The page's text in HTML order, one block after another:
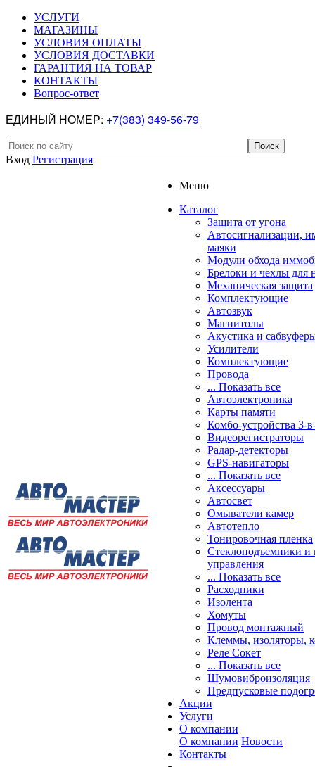
УСЛУГИ
МАГАЗИНЫ
УСЛОВИЯ ОПЛАТЫ
УСЛОВИЯ ДОСТАВКИ
ГАРАНТИЯ НА ТОВАР
КОНТАКТЫ
Вопрос-ответ
ЕДИНЫЙ НОМЕР: +7(383) 349-56-79
Вход Регистрация
Меню
Каталог
Защита от угона
Автосигнализации,
маяки
Модули обхода
Брелоки и чехлы для
Механическая защита
Комплектующие
Автозвук
Магнитолы
Акустика и
Усилители
Комплектующие
Провода
... Показать все
Автоэлектроника
Карты памяти
Комбо-устройства 3-
Видеорегистраторы
Радар-детекторы
GPS-навигаторы
... Показать все
Аксессуары
Автосвет
Омыватели камер
Автотепло
Тонировочная пленка
Стеклоподъемники и
управления
... Показать все
Расходники
Изолента
Хомуты
Провод монтажный
Клеммы, изоляторы,
Реле Сокет
... Показать все
Шумовиброизоляция
Предпусковые
Акции
Услуги
О компании
О компании Новости
Контакты